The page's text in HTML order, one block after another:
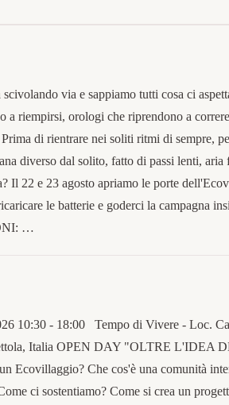
scivolando via e sappiamo tutti cosa ci
a riempirsi, orologi che riprendono a
Prima di rientrare nei soliti ritmi di sempre,
diverso dal solito, fatto di passi lenti, aria
Il 22 e 23 agosto apriamo le porte
le batterie e goderci la campagna
…
10:30 - 18:00 Tempo di Vivere - Loc.
Italia OPEN DAY "OLTRE L'IDEA
Ecovillaggio? Che cos'è una comunità
ci sostentiamo? Come si crea un